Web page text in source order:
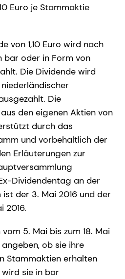
Euro je Stammaktie
von 1,10 Euro wird nach
bar oder in Form von
Die Dividende wird
Die
den eigenen Aktien von
durch das
und vorbehaltlich der
Erläuterungen zur
Dividendentag an der
der 3. Mai 2016 und der
2016.
5. Mai bis zum 18. Mai
angeben, ob sie ihre
Stammaktien erhalten
sie in bar